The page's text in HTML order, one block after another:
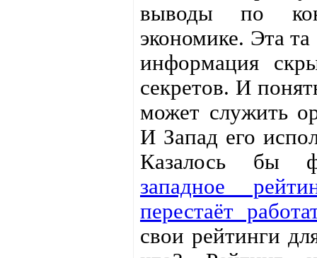
выводы по
экономике. Эта
информация
секретов. И
может служить
И Запад его
Казалось бы
западное
перестаёт
свои рейтинги